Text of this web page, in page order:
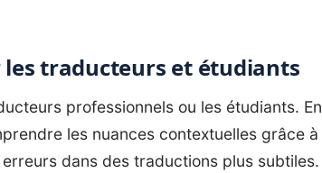
les traducteurs et étudiants
professionnels ou les étudiants. En
les nuances contextuelles grâce à
dans des traductions plus subtiles.